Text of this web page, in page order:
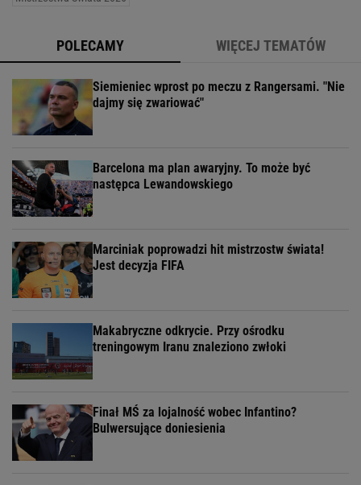
POLECAMY WIĘCEJ TEMATÓW
Siemieniec wprost po meczu z Rangersami. "Nie
dajmy się zwariować"
Barcelona ma plan awaryjny. To może być
następca Lewandowskiego
Marciniak poprowadzi hit mistrzostw świata!
Jest decyzja FIFA
Makabryczne odkrycie. Przy ośrodku
treningowym Iranu znaleziono zwłoki
Finał MŚ za lojalność wobec Infantino?
Bulwersujące doniesienia